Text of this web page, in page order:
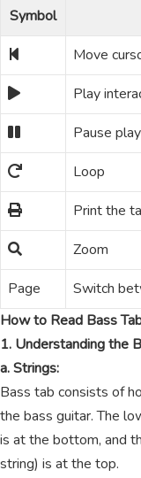
Symbol
Move
Play
Pause
Loop
Print the
Zoom
Page
Switch
How to Read Bass
1. Understanding the
a. Strings:
Bass tab consists of
the bass guitar. The
is at the bottom, and
string) is at the top.